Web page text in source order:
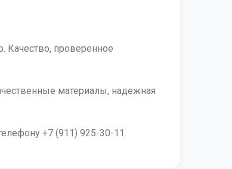
Качество, проверенное
материалы, надежная
+7 (911) 925-30-11.